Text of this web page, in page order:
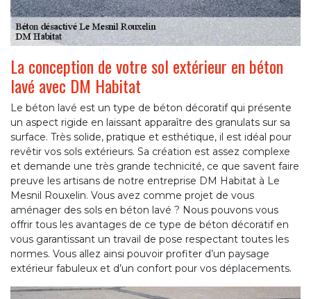
La conception de votre sol extérieur en béton
lavé avec DM Habitat
Le béton lavé est un type de béton décoratif qui présente
un aspect rigide en laissant apparaître des granulats sur sa
surface. Très solide, pratique et esthétique, il est idéal pour
revêtir vos sols extérieurs. Sa création est assez complexe
et demande une très grande technicité, ce que savent faire
preuve les artisans de notre entreprise DM Habitat à Le
Mesnil Rouxelin. Vous avez comme projet de vous
aménager des sols en béton lavé ? Nous pouvons vous
offrir tous les avantages de ce type de béton décoratif en
vous garantissant un travail de pose respectant toutes les
normes. Vous allez ainsi pouvoir profiter d’un paysage
extérieur fabuleux et d’un confort pour vos déplacements.